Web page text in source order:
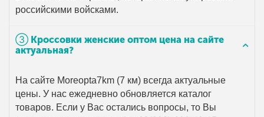
российскими войсками.
➂ Кроссовки женские оптом цена на сайте
актуальная?
На сайте Moreopta7km (7 км) всегда актуальные
цены. У нас ежедневно обновляется каталог
товаров. Если у Вас остались вопросы, то Вы